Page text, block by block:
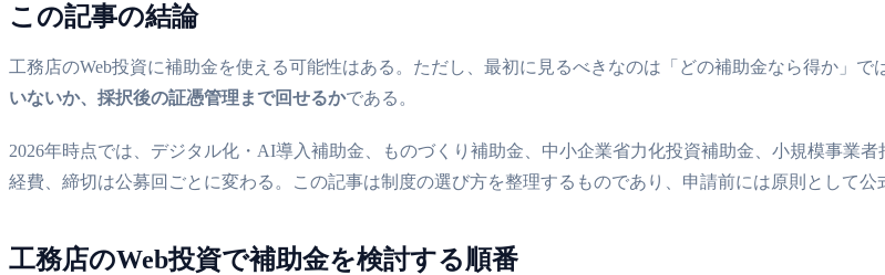
この記事の結論
工務店のWeb投資に補助金を使える可能性はある。ただし、最初に見るべきなのは「どの補助金なら得か」で
いないか、採択後の証憑管理まで回せるかである。
2026年時点では、デジタル化・AI導入補助金、ものづくり補助金、中小企業省力化投資補助金、小規模事業
経費、締切は公募回ごとに変わる。この記事は制度の選び方を整理するものであり、申請前には原則として公
工務店のWeb投資で補助金を検討する順番